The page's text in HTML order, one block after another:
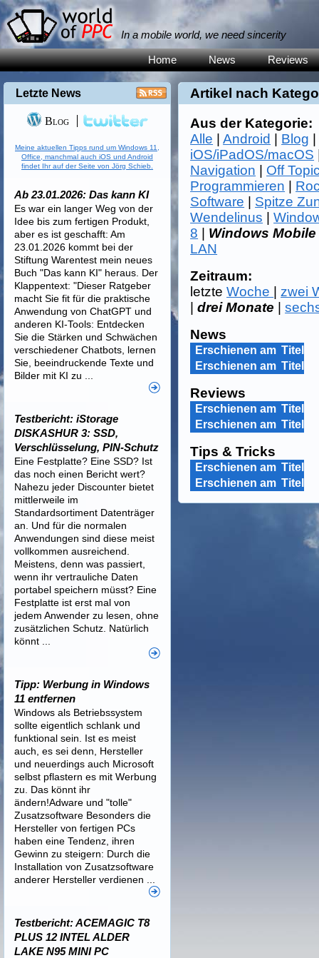
In a mobile world, we need sincerity
Home News Reviews
Artikel nach
Aus der Kategorie:
Alle |Android Blog
iOS/iPadOS/macOS
Navigation
Off
Programmieren
Software
Spitze
Wendelinus |
8
Windows Mobile
LAN
Zeitraum:
letzteWoche
zwei
|drei Monate |
News
Erschienen am Titel
Erschienen am Titel
Reviews
Erschienen am Titel
Erschienen am Titel
Tips & Tricks
Erschienen am Titel
Erschienen am Titel
Letzte News
Blog
Meine aktuellen Tipps rund um Windows 11,
Office, manchmal auch iOS und Android
findet Ihr auf der Seite von Jörg Schieb.
Ab 23.01.2026: Das kann KI
Es war ein langer Weg von der
Idee bis zum fertigen Produkt,
aber es ist geschafft: Am
23.01.2026 kommt bei der
Stiftung Warentest mein neues
Buch "Das kann KI" heraus. Der
Klappentext: "Dieser Ratgeber
macht Sie fit für die praktische
Anwendung von ChatGPT und
anderen KI-Tools: Entdecken
Sie die Stärken und Schwächen
verschiedener Chatbots, lernen
Sie, beeindruckende Texte und
Bilder mit KI zu ...
Testbericht: iStorage
DISKASHUR 3: SSD,
Verschlüsselung, PIN-Schutz
Eine Festplatte? Eine SSD? Ist
das noch einen Bericht wert?
Nahezu jeder Discounter bietet
mittlerweile im
Standardsortiment Datenträger
an. Und für die normalen
Anwendungen sind diese meist
vollkommen ausreichend.
Meistens, denn was passiert,
wenn ihr vertrauliche Daten
portabel speichern müsst? Eine
Festplatte ist erst mal von
jedem Anwender zu lesen, ohne
zusätzlichen Schutz. Natürlich
könnt ...
Tipp: Werbung in Windows
11 entfernen
Windows als Betriebssystem
sollte eigentlich schlank und
funktional sein. Ist es meist
auch, es sei denn, Hersteller
und neuerdings auch Microsoft
selbst pflastern es mit Werbung
zu. Das könnt ihr
ändern!Adware und "tolle"
Zusatzsoftware Besonders die
Hersteller von fertigen PCs
haben eine Tendenz, ihren
Gewinn zu steigern: Durch die
Installation von Zusatzsoftware
anderer Hersteller verdienen ...
Testbericht: ACEMAGIC T8
PLUS 12 INTEL ALDER
LAKE N95 MINI PC